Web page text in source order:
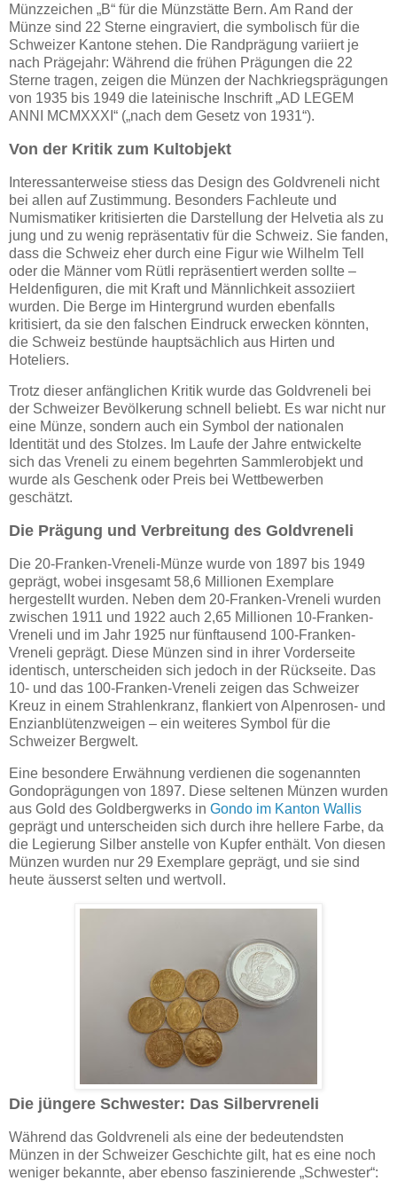
Münzzeichen „B“ für die Münzstätte Bern. Am Rand der
Münze sind 22 Sterne eingraviert, die symbolisch für die
Schweizer Kantone stehen. Die Randprägung variiert je
nach Prägejahr: Während die frühen Prägungen die 22
Sterne tragen, zeigen die Münzen der Nachkriegsprägungen
von 1935 bis 1949 die lateinische Inschrift „AD LEGEM
ANNI MCMXXXI“ („nach dem Gesetz von 1931“).
Von der Kritik zum Kultobjekt
Interessanterweise stiess das Design des Goldvreneli nicht
bei allen auf Zustimmung. Besonders Fachleute und
Numismatiker kritisierten die Darstellung der Helvetia als zu
jung und zu wenig repräsentativ für die Schweiz. Sie fanden,
dass die Schweiz eher durch eine Figur wie Wilhelm Tell
oder die Männer vom Rütli repräsentiert werden sollte –
Heldenfiguren, die mit Kraft und Männlichkeit assoziiert
wurden. Die Berge im Hintergrund wurden ebenfalls
kritisiert, da sie den falschen Eindruck erwecken könnten,
die Schweiz bestünde hauptsächlich aus Hirten und
Hoteliers.
Trotz dieser anfänglichen Kritik wurde das Goldvreneli bei
der Schweizer Bevölkerung schnell beliebt. Es war nicht nur
eine Münze, sondern auch ein Symbol der nationalen
Identität und des Stolzes. Im Laufe der Jahre entwickelte
sich das Vreneli zu einem begehrten Sammlerobjekt und
wurde als Geschenk oder Preis bei Wettbewerben
geschätzt.
Die Prägung und Verbreitung des Goldvreneli
Die 20-Franken-Vreneli-Münze wurde von 1897 bis 1949
geprägt, wobei insgesamt 58,6 Millionen Exemplare
hergestellt wurden. Neben dem 20-Franken-Vreneli wurden
zwischen 1911 und 1922 auch 2,65 Millionen 10-Franken-
Vreneli und im Jahr 1925 nur fünftausend 100-Franken-
Vreneli geprägt. Diese Münzen sind in ihrer Vorderseite
identisch, unterscheiden sich jedoch in der Rückseite. Das
10- und das 100-Franken-Vreneli zeigen das Schweizer
Kreuz in einem Strahlenkranz, flankiert von Alpenrosen- und
Enzianblütenzweigen – ein weiteres Symbol für die
Schweizer Bergwelt.
Eine besondere Erwähnung verdienen die sogenannten
Gondoprägungen von 1897. Diese seltenen Münzen wurden
aus Gold des Goldbergwerks in Gondo im Kanton Wallis
geprägt und unterscheiden sich durch ihre hellere Farbe, da
die Legierung Silber anstelle von Kupfer enthält. Von diesen
Münzen wurden nur 29 Exemplare geprägt, und sie sind
heute äusserst selten und wertvoll.
Die jüngere Schwester: Das Silbervreneli
Während das Goldvreneli als eine der bedeutendsten
Münzen in der Schweizer Geschichte gilt, hat es eine noch
weniger bekannte, aber ebenso faszinierende „Schwester“: